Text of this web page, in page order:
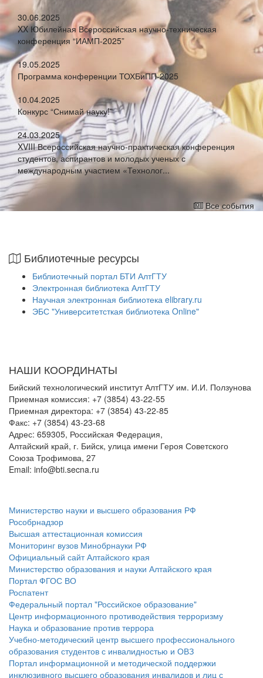
30.06.2025
XX Юбилейная Всероссийская научно-техническая
конференция “ИАМП-2025”
19.05.2025
Программа конференции ТОХБиПП-2025
10.04.2025
Конкурс “Снимай науку!”
24.03.2025
XVIII Всероссийская научно-практическая конференция
студентов, аспирантов и молодых ученых с
международным участием «Технолог...
Все события
Библиотечные ресурсы
Библиотечный портал БТИ АлтГТУ
Электронная библиотека АлтГТУ
Научная электронная библиотека elibrary.ru
ЭБС "Университетсткая библиотека Online"
НАШИ КООРДИНАТЫ
Бийский технологический институт АлтГТУ им. И.И. Ползунова
Приемная комиссия: +7 (3854) 43-22-55
Приемная директора: +7 (3854) 43-22-85
Факс: +7 (3854) 43-23-68
Адрес: 659305, Российская Федерация,
Алтайский край, г. Бийск, улица имени Героя Советского
Союза Трофимова, 27
Email: info@bti.secna.ru
Министерство науки и высшего образования РФ
Рособрнадзор
Высшая аттестационная комиссия
Мониторинг вузов Минобрнауки РФ
Официальный сайт Алтайского края
Министерство образования и науки Алтайского края
Портал ФГОС ВО
Роспатент
Федеральный портал "Российское образование"
Центр информационного противодействия терроризму
Наука и образование против террора
Учебно-методический центр высшего профессионального
образования студентов с инвалидностью и ОВЗ
Портал информационной и методической поддержки
инклюзивного высшего образования инвалидов и лиц с